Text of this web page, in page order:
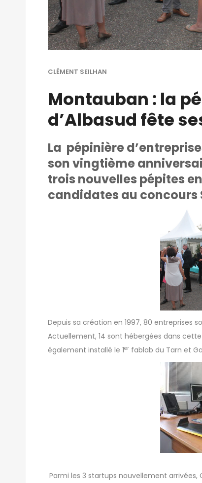
CLÉMENT SEILHAN
Montauban : la
d’Albasud fête
La pépinière
son vingtième
trois nouvelles pépites
candidates au concours
Depuis sa création en 1997, 80 entreprises
Actuellement, 14 sont hébergées dans
également installé le 1er fablab du Tarn et
Parmi les 3 startups nouvellement arrivées,